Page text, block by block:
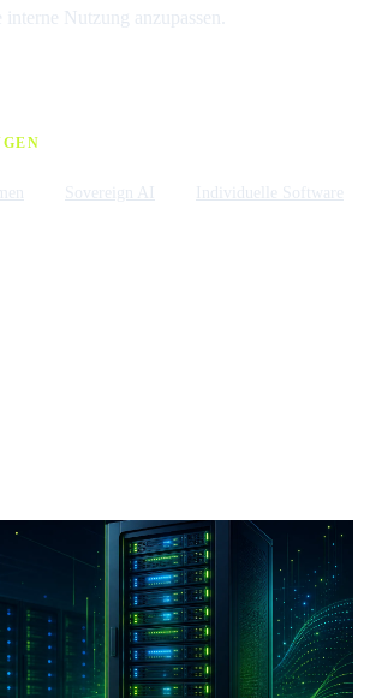
interne Nutzung anzupassen.
Sovereign AI Individuelle Software